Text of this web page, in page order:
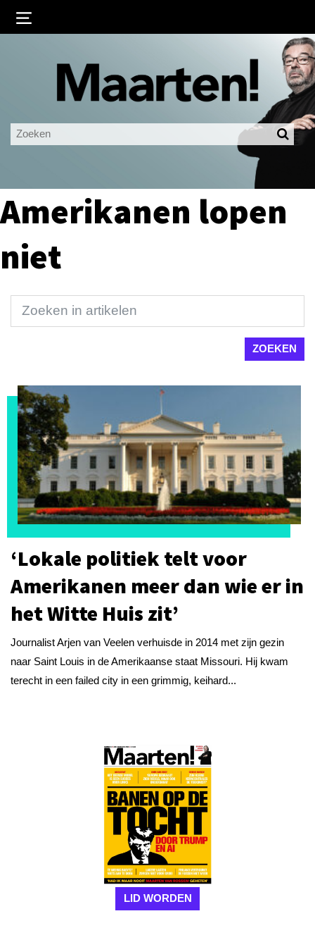
Ingelogd blijven
LOGIN
Amerikanen lopen
niet
‘Lokale politiek telt voor
Amerikanen meer dan wie er in
het Witte Huis zit’
Journalist Arjen van Veelen verhuisde in 2014 met zijn gezin
naar Saint Louis in de Amerikaanse staat Missouri. Hij kwam
terecht in een failed city in een grimmig, keihard...
LID WORDEN